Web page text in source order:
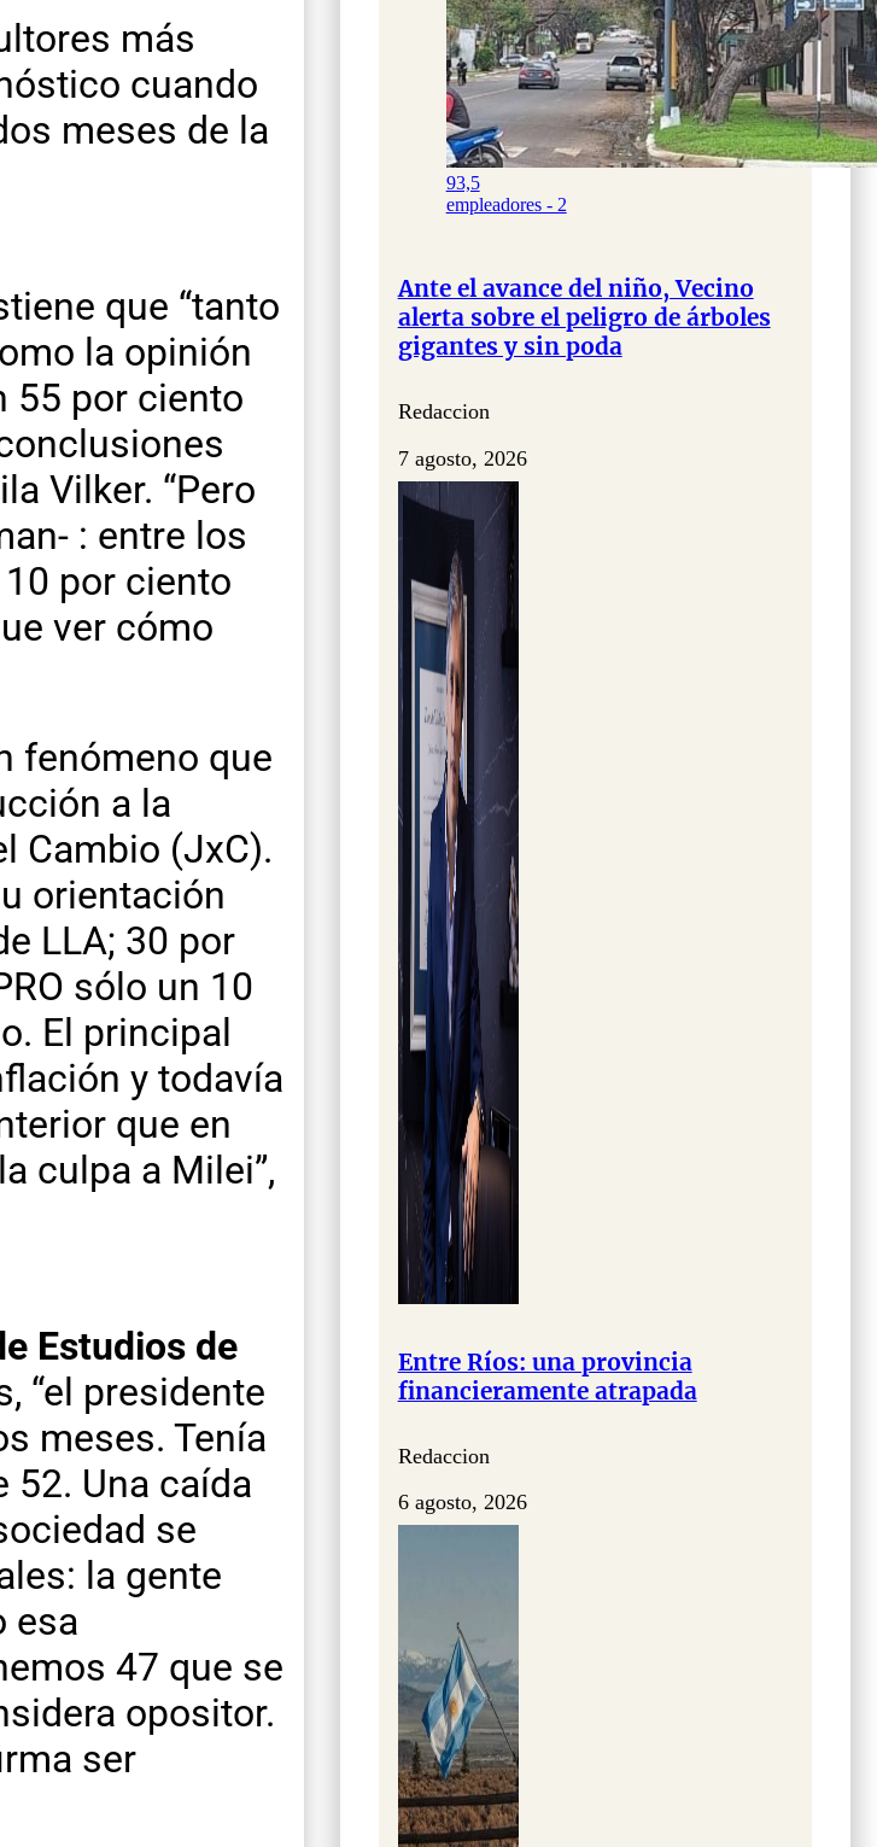
más
cuando
meses de la
que “tanto
la opinión
55 por ciento
Vilker. “Pero
: entre los
por ciento
ver cómo
fenómeno que
a la
Cambio (JxC).
orientación
LLA; 30 por
sólo un 10
El principal
y todavía
que en
culpa a Milei”,
Estudios de
“el presidente
meses. Tenía
52. Una caída
se
la gente
esa
47 que se
opositor.
ser
93,5
empleadores - 2
Ante el avance del niño, Vecino
alerta sobre el peligro de árboles
gigantes y sin poda
Redaccion
7 agosto, 2026
Entre Ríos: una provincia
financieramente atrapada
Redaccion
6 agosto, 2026